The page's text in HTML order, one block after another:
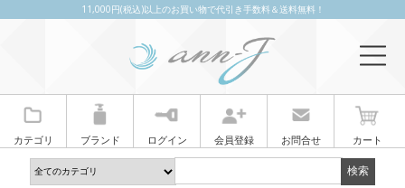
11,000円(税込)以上のお買い物で代引き手数料＆送料無料！
カテゴリ ブランド ログイン 会員登録 お問合せ カート